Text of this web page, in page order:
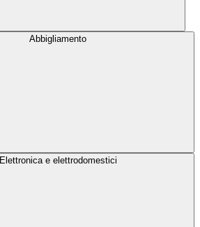
Abbigliamento
Elettronica e elettrodomestici